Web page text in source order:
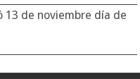
13 de noviembre día de